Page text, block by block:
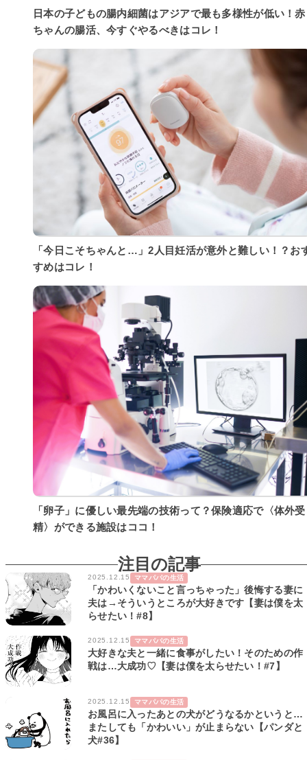
日本の子どもの腸内細菌はアジアで最も多様性が低い！赤
ちゃんの腸活、今すぐやるべきはコレ！
「今日こそちゃんと…」2人目妊活が意外と難しい！？お
すめはコレ！
「卵子」に優しい最先端の技術って？保険適応で〈体外受
精〉ができる施設はココ！
注目の記事
2025.12.15 ママパパの生活
「かわいくないこと言っちゃった」後悔する妻に
夫は→そういうところが大好きです【妻は僕を太
らせたい！#8】
2025.12.15 ママパパの生活
大好きな夫と一緒に食事がしたい！そのための作
戦は…大成功♡【妻は僕を太らせたい！#7】
2025.12.15 ママパパの生活
お風呂に入ったあとの犬がどうなるかというと…
またしても「かわいい」が止まらない【パンダと
犬#36】